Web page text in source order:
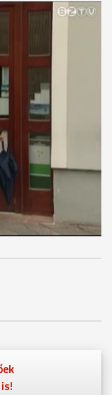
június
Ugyanakkor
az újranyitás
az egy hónapos
három
információink
tartás
beszállítóknak,
bezárását.